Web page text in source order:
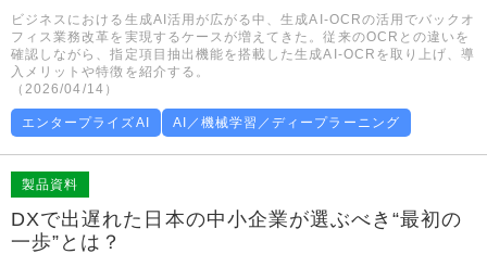
ビジネスにおける生成AI活用が広がる中、生成AI-OCRの活用でバックオ
フィス業務改革を実現するケースが増えてきた。従来のOCRとの違いを
確認しながら、指定項目抽出機能を搭載した生成AI-OCRを取り上げ、導
入メリットや特徴を紹介する。
（2026/04/14）
エンタープライズAI AI／機械学習／ディープラーニング
製品資料
DXで出遅れた日本の中小企業が選ぶべき“最初の
一歩”とは？